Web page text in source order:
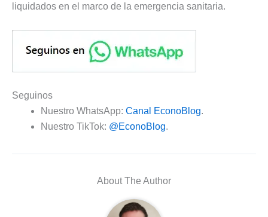
liquidados en el marco de la emergencia sanitaria.
Seguinos
Nuestro WhatsApp: Canal EconoBlog.
Nuestro TikTok: @EconoBlog.
About The Author